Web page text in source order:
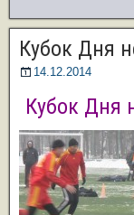
Кубок Дня
14.12.2014
Кубок Дня